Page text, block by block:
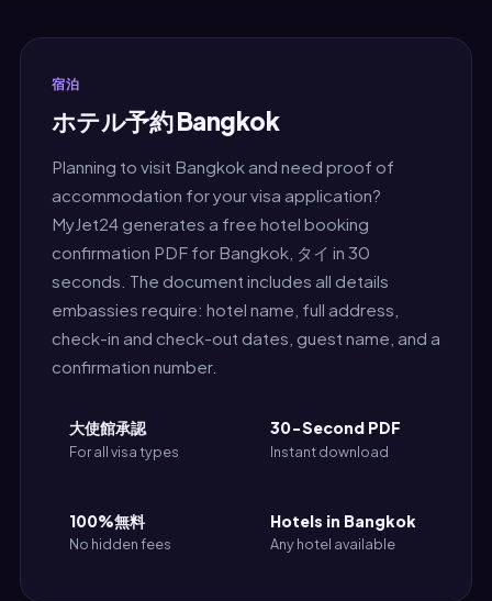
宿泊
ホテル予約 Bangkok
Planning to visit Bangkok and need proof of
accommodation for your visa application?
MyJet24 generates a free hotel booking
confirmation PDF for Bangkok, タイ in 30
seconds. The document includes all details
embassies require: hotel name, full address,
check-in and check-out dates, guest name, and a
confirmation number.
大使館承認
For all visa types
30-Second PDF
Instant download
100%無料
No hidden fees
Hotels in Bangkok
Any hotel available